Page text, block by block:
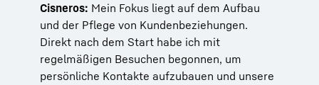
Cisneros: Mein Fokus liegt auf dem Aufbau
und der Pflege von Kundenbeziehungen.
Direkt nach dem Start habe ich mit
regelmäßigen Besuchen begonnen, um
persönliche Kontakte aufzubauen und unsere